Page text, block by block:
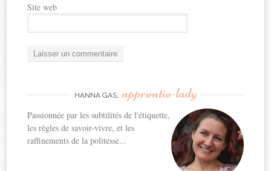
Site web
HANNA GAS, apprentie-lady
Passionnée par les subtilités de l'étiquette,
les règles de savoir-vivre, et les
raffinements de la politesse...